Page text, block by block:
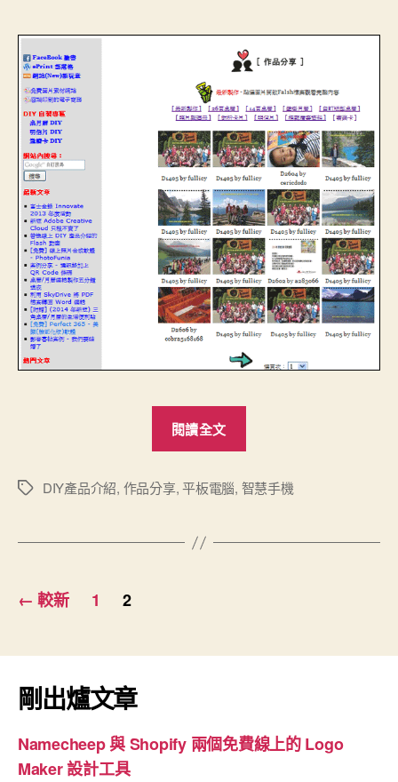
閱讀全文
機
平
觀
品
分
標
DIY產品介紹, 作品分享,平板電腦, 智慧手機
文
章
分
頁
← 較新 1 2
剛出爐文章
Namecheep 與 Shopify 兩個免費線上的 Logo
Maker 設計工具